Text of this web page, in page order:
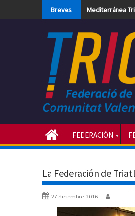
Breves Mediterránea
FEDERACIÓN
La Federación de
27 diciembre, 2016